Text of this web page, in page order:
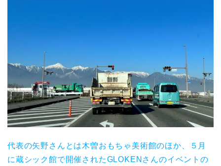
代表の矢野さんとは木曽おもちゃ美術館のほか、５月
に蔵シック館で開催されたGLOKENさんのイベントの